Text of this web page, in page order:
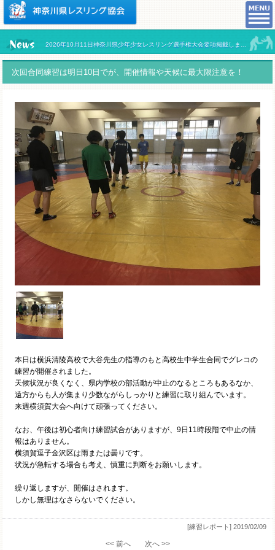
次回合同練習は明日10日でが、開催情報や天候に最大限注意を！
本日は横浜清陵高校で大谷先生の指導のもと高校生中学生合同でグレコの
練習が開催されました。
天候状況が良くなく、県内学校の部活動が中止のなるところもあるなか、
遠方からも人が集まり少数ながらしっかりと練習に取り組んでいます。
来週横須賀大会へ向けて頑張ってください。
なお、午後は初心者向け練習試合がありますが、9日11時段階で中止の情
報はありません。
横須賀逗子金沢区は雨または曇りです。
状況が急転する場合も考え、慎重に判断をお願いします。
繰り返しますが、開催はされます。
しかし無理はなさらないでください。
[練習レポート] 2019/02/09
<< 前へ 次へ >>